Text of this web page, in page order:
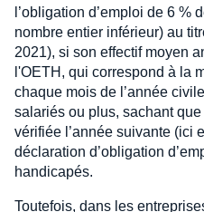
l’obligation d’emploi de 6 %
nombre entier inférieur) au
2021), si son effectif moyen
l'OETH, qui correspond à la
chaque mois de l’année
salariés ou plus, sachant que
vérifiée l’année suivante (ici
déclaration d’obligation
handicapés.
Toutefois, dans les